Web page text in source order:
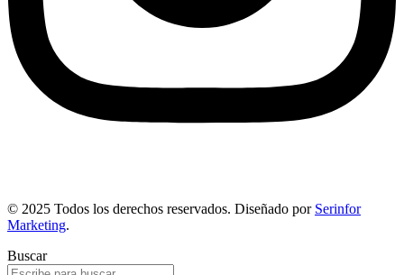
© 2025 Todos los derechos reservados. Diseñado por Serinfor
Marketing.
Buscar